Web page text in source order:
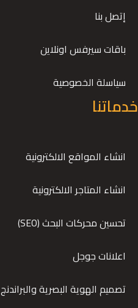
إتصل بنا
باقات سيرفس اونلاين
سياسلة الخصوصية
خدماتنا
انشاء المواقع الالكترونية
انشاء المتاجر الالكترونية
تحسين محركات البحث (SEO)
اعلانات جوجل
تصميم الهوية البصرية والبراندنج